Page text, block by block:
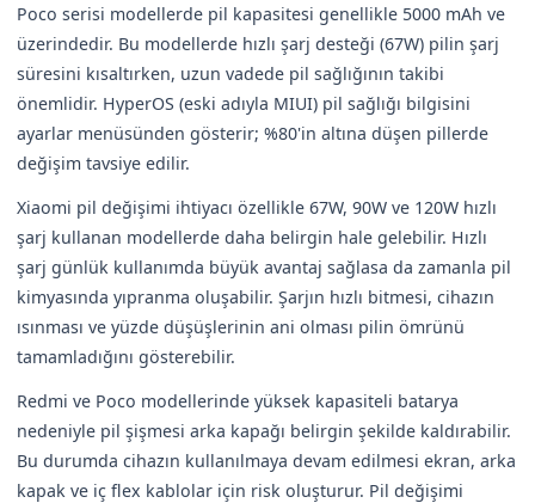
Poco serisi modellerde pil kapasitesi genellikle 5000 mAh ve
üzerindedir. Bu modellerde hızlı şarj desteği (67W) pilin şarj
süresini kısaltırken, uzun vadede pil sağlığının takibi
önemlidir. HyperOS (eski adıyla MIUI) pil sağlığı bilgisini
ayarlar menüsünden gösterir; %80'in altına düşen pillerde
değişim tavsiye edilir.
Xiaomi pil değişimi ihtiyacı özellikle 67W, 90W ve 120W hızlı
şarj kullanan modellerde daha belirgin hale gelebilir. Hızlı
şarj günlük kullanımda büyük avantaj sağlasa da zamanla pil
kimyasında yıpranma oluşabilir. Şarjın hızlı bitmesi, cihazın
ısınması ve yüzde düşüşlerinin ani olması pilin ömrünü
tamamladığını gösterebilir.
Redmi ve Poco modellerinde yüksek kapasiteli batarya
nedeniyle pil şişmesi arka kapağı belirgin şekilde kaldırabilir.
Bu durumda cihazın kullanılmaya devam edilmesi ekran, arka
kapak ve iç flex kablolar için risk oluşturur. Pil değişimi